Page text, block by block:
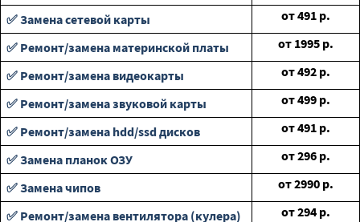
✅ Замена сетевой карты от491 р.
✅ Ремонт/замена материнской платы
от 1995 р.
✅ Ремонт/замена видеокарты
от492 р.
✅ Ремонт/замена звуковой карты
от499 р.
✅ Ремонт/замена hdd/ssd дисков
от491 р.
✅ Замена планок ОЗУ
от296 р.
✅ Замена чипов
от2990 р.
✅ Ремонт/замена вентилятора (кулера)
от294 р.